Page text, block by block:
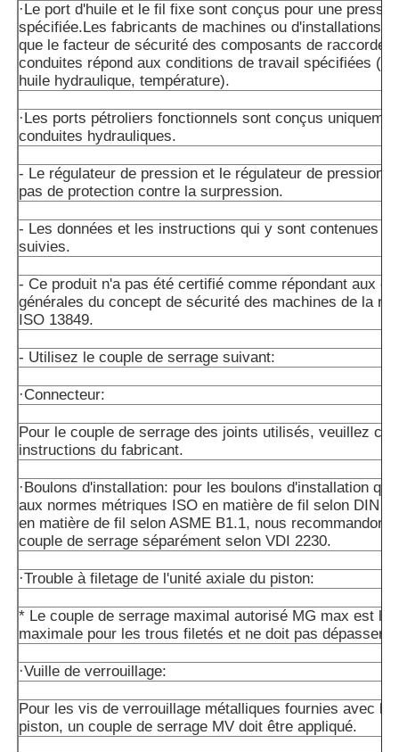
·Le port d'huile et le fil fixe sont conçus pour une
spécifiée.Les fabricants de machines ou d'installations
que le facteur de sécurité des composants de
conduites répond aux conditions de travail spécifiées
huile hydraulique, température).
·Les ports pétroliers fonctionnels sont conçus
conduites hydrauliques.
- Le régulateur de pression et le régulateur de pression
pas de protection contre la surpression.
- Les données et les instructions qui y sont contenues
suivies.
- Ce produit n'a pas été certifié comme répondant aux
générales du concept de sécurité des machines de la
ISO 13849.
- Utilisez le couple de serrage suivant:
·Connecteur:
Pour le couple de serrage des joints utilisés, veuillez
instructions du fabricant.
·Boulons d'installation: pour les boulons d'installation
aux normes métriques ISO en matière de fil selon DIN
en matière de fil selon ASME B1.1, nous
couple de serrage séparément selon VDI 2230.
·Trouble à filetage de l'unité axiale du piston:
* Le couple de serrage maximal autorisé MG max est la
maximale pour les trous filetés et ne doit pas dépasser
·Vuille de verrouillage:
Pour les vis de verrouillage métalliques fournies avec
piston, un couple de serrage MV doit être appliqué.